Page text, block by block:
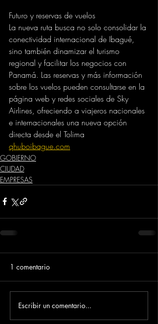
Futuro y reservas de vuelos
La nueva ruta busca no solo consolidar la
conectividad internacional de Ibagué,
sino también dinamizar el turismo
regional y facilitar los negocios con
Panamá. Las reservas y más información
sobre los vuelos pueden consultarse en la
página web y redes sociales de Sky
Airlines, ofreciendo a viajeros nacionales
e internacionales una nueva opción
directa desde el Tolima
qhuboibague.com
GOBIERNO
CIUDAD
EMPRESAS
1 comentario
Escribir un comentario...